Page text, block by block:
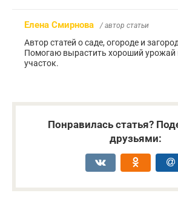
Елена Смирнова / автор статьи
Автор статей о саде, огороде и
Помогаю вырастить хороший урожай
участок.
Понравилась статья?
друзьями: